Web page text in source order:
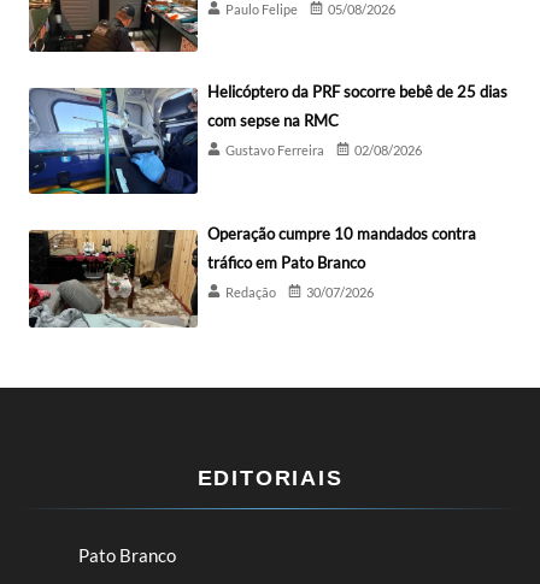
Paulo Felipe 05/08/2026
Helicóptero da PRF socorre bebê de 25 dias
com sepse na RMC
Gustavo Ferreira 02/08/2026
Operação cumpre 10 mandados contra
tráfico em Pato Branco
Redação 30/07/2026
EDITORIAIS
Pato Branco